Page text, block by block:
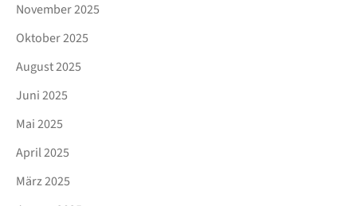
November 2025
Oktober 2025
August 2025
Juni 2025
Mai 2025
April 2025
März 2025